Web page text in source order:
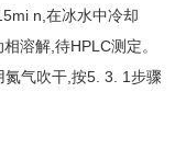
n,在冰水中冷却
溶解,待HPLC测定。
气吹干,按5. 3. 1步骤